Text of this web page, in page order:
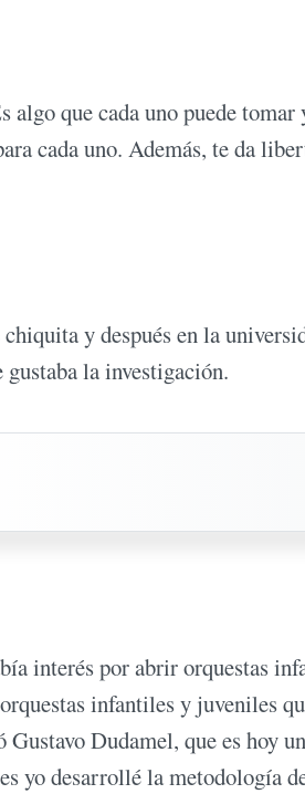
algo que cada uno puede tomar
cada uno. Además, te da
y después en la
la investigación.
interés por abrir orquestas
infantiles y juveniles
Dudamel, que es hoy
yo desarrollé la metodología